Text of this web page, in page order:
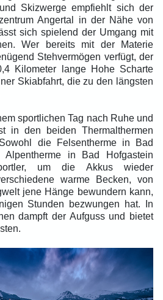
Skizwerge empfiehlt sich der
Angertal in der Nähe von
sich spielend der Umgang mit
Wer bereits mit der Materie
Stehvermögen verfügt, der
Kilometer lange Hohe Scharte
Skiabfahrt, die zu den längsten
sportlichen Tag nach Ruhe und
in den beiden Thermalthermen
die Felsentherme in Bad
in Bad Hofgastein
um die Akkus wieder
warme Becken, von
jene Hänge bewundern kann,
Stunden bezwungen hat. In
dampft der Aufguss und bietet